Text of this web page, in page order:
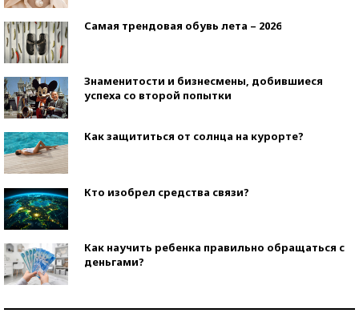
Самая трендовая обувь лета – 2026
Знаменитости и бизнесмены, добившиеся
успеха со второй попытки
Как защититься от солнца на курорте?
Кто изобрел средства связи?
Как научить ребенка правильно обращаться с
деньгами?